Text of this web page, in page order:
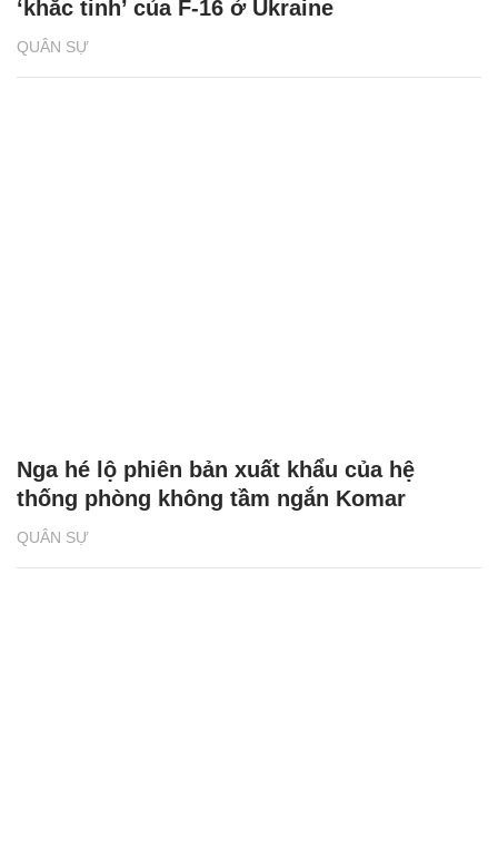
QUÂN SỰ
‘khắc tinh’ của F-16 ở Ukraine
QUÂN SỰ
Nga hé lộ phiên bản xuất khẩu của hệ
thống phòng không tầm ngắn Komar